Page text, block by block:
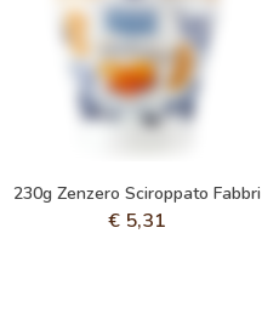
230g Zenzero Sciroppato Fabbri
€ 5,31